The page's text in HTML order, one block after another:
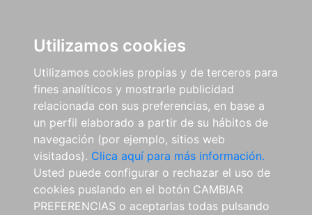
Utilizamos cookies
Utilizamos cookies propias y de terceros para
fines analíticos y mostrarle publicidad
relacionada con sus preferencias, en base a
un perfil elaborado a partir de su hábitos de
navegación (por ejemplo, sitios web
visitados). Clica aquí para más información.
Usted puede configurar o rechazar el uso de
cookies puslando en el botón CAMBIAR
PREFERENCIAS o aceptarlas todas pulsando